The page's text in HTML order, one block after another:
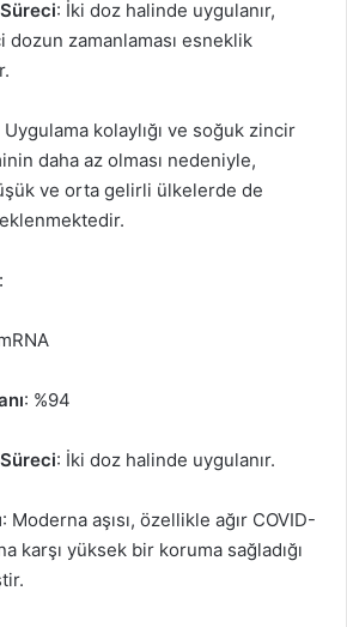
: İki doz halinde uygulanır,
dozun zamanlaması esneklik
Uygulama kolaylığı ve soğuk zincir
daha az olması nedeniyle,
ve orta gelirli ülkelerde de
:
: %94
: İki doz halinde uygulanır.
: Moderna aşısı, özellikle ağır COVID-
karşı yüksek bir koruma sağladığı